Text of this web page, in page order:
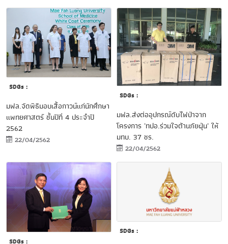
SDGs :
มฟล.จัดพิธีมอบเสื้อกาวน์แก่นักศึกษา
แพทยศาสตร์ ชั้นปีที่ 4 ประจำปี
2562
22/04/2562
SDGs :
มฟล.ส่งต่ออุปกรณ์ดับไฟป่าจาก
โครงการ 'ทปอ.ร่วมใจต้านภัยฝุ่น' ให้
มทบ. 37 ชร.
22/04/2562
SDGs :
SDGs :